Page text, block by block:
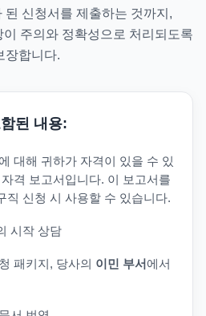
된 신청서를 제출하는 것까지,
주의와 정확성으로 처리되도록
장합니다.
된 내용:
대해 귀하가 자격이 있을 수 있
격 보고서입니다. 이 보고서를
직 신청 시 사용할 수 있습니다.
시작 상담
패키지, 당사의 이민 부서 에서